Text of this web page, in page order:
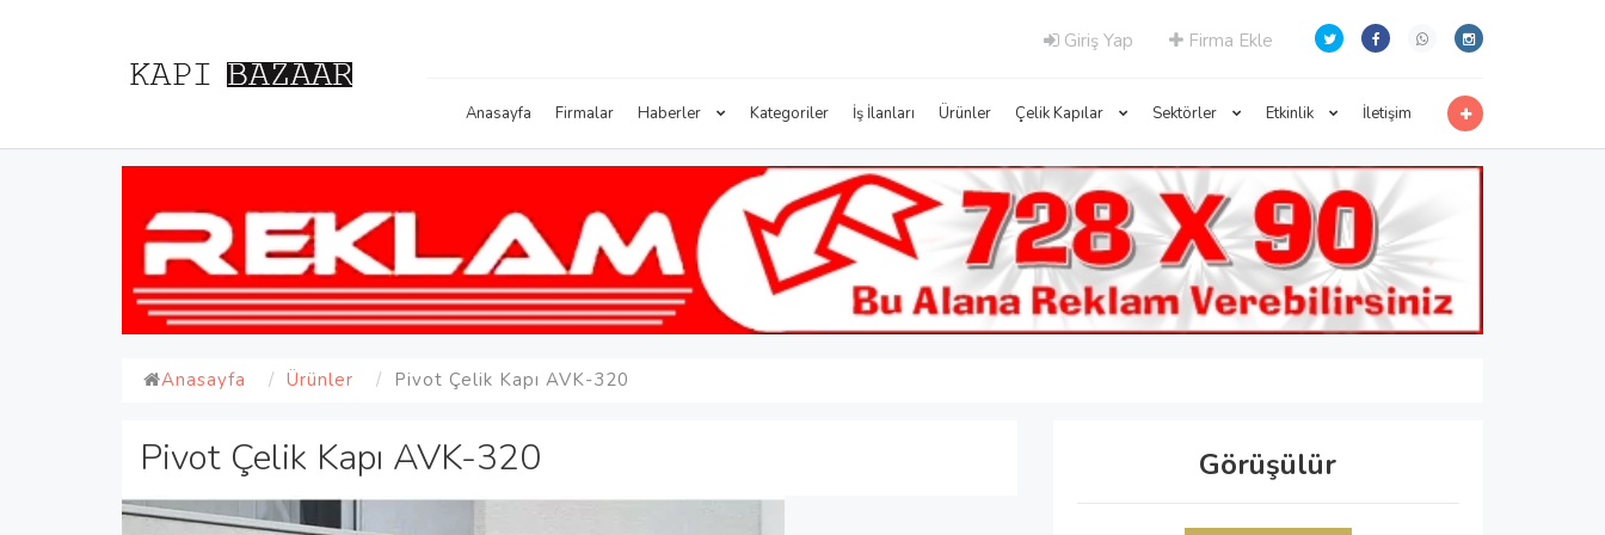
Giriş Yap Firma Ekle
Anasayfa Firmalar Haberler Kategoriler İş İlanları Ürünler Çelik Kapılar Sektörler Etkinlik İletişim
Anasayfa Ürünler Pivot Çelik Kapı AVK-320
Pivot Çelik Kapı AVK-320 Görüşülür